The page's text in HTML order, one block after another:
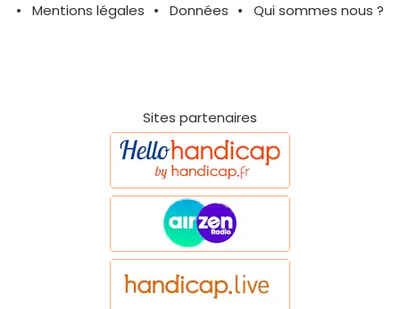
Mentions légales
Données Qui sommes nous ?
Sites partenaires